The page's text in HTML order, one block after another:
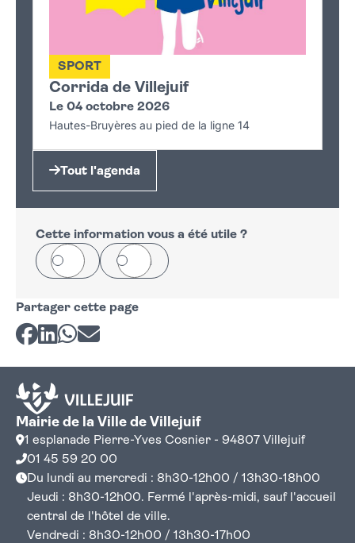
Corrida de Villejuif
SPORT
Le 04 octobre 2026
Hautes-Bruyères au pied de la ligne 14
Tout l'agenda
Cette information vous a été utile ?
Oui Non
Partager cette page
Partager sur Facebook
Partager sur LinkedIn
Partager sur Whatsapp
Partager par courriel
Mairie de la Ville de Villejuif
1 esplanade Pierre-Yves Cosnier - 94807 Villejuif
01 45 59 20 00
Du lundi au mercredi : 8h30-12h00 / 13h30-18h00
Jeudi : 8h30-12h00. Fermé l'après-midi, sauf l'accueil
central de l'hôtel de ville.
Vendredi : 8h30-12h00 / 13h30-17h00